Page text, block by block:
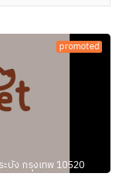
promoted
บัง กรุงเทพ 10520